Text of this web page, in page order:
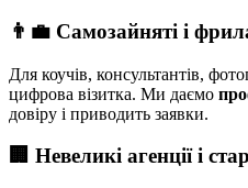
👨‍💼 Самозайняті і
Для коучів, консультантів,
цифрова візитка. Ми даємо
довіру і приводить заявки.
🏢 Невеликі агенції і